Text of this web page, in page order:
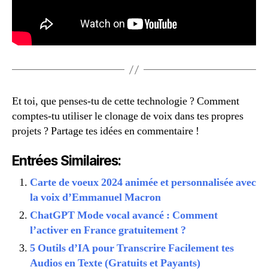
Et toi, que penses-tu de cette technologie ? Comment
comptes-tu utiliser le clonage de voix dans tes propres
projets ? Partage tes idées en commentaire !
Entrées Similaires:
Carte de voeux 2024 animée et personnalisée avec
la voix d’Emmanuel Macron
ChatGPT Mode vocal avancé : Comment
l’activer en France gratuitement ?
5 Outils d’IA pour Transcrire Facilement tes
Audios en Texte (Gratuits et Payants)